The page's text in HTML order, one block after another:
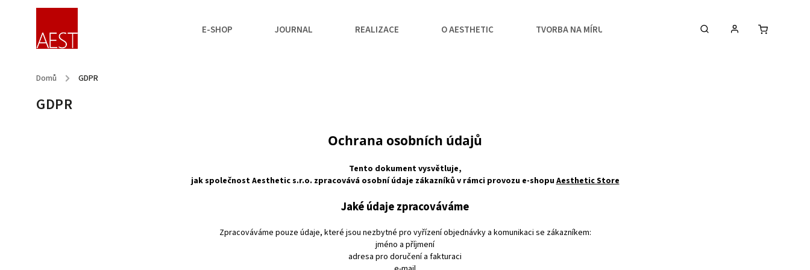
E-SHOP JOURNAL REALIZACE O AESTHETIC TVORBA NA MÍRU KONTAKTY & STUDIO
Domů / GDPR
GDPR
Ochrana osobních údajů
Tento dokument vysvětluje,
jak společnost Aesthetic s.r.o. zpracovává osobní údaje zákazníků v rámci provozu e-shopuAesthetic Store
Jaké údaje zpracováváme
Zpracováváme pouze údaje, které jsou nezbytné pro vyřízení objednávky a komunikaci se zákazníkem:
jméno a příjmení
adresa pro doručení a fakturaci